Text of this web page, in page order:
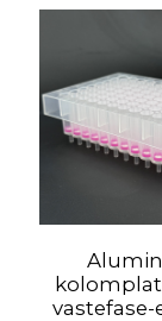
vastefase-